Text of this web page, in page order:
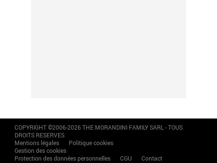
COPYRIGHT ©2006-2026 THE MORANDINI FAMILY SARL - TOUS
DROITS RESERVES
Mentions légales
Politique cookies
Gestion des cookies
Protection des données personnelles
CGU Contact